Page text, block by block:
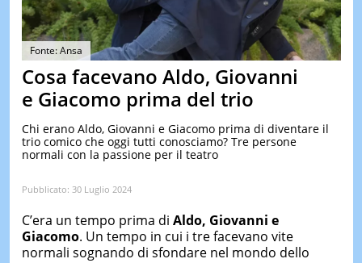
WOW
POP
& TV
Fonte: Ansa
Cosa facevano Aldo, Giovanni
e Giacomo prima del trio
Chi erano Aldo, Giovanni e Giacomo prima di diventare il
trio comico che oggi tutti conosciamo? Tre persone
normali con la passione per il teatro
Pubblicato: 30 Luglio 2024
C’era un tempo prima di Aldo, Giovanni e
Giacomo. Un tempo in cui i tre facevano vite
normali sognando di sfondare nel mondo dello